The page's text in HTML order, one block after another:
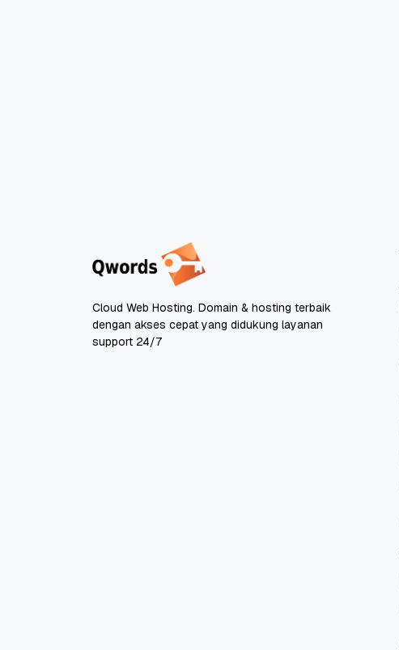
Cloud Web Hosting. Domain & hosting terbaik
dengan akses cepat yang didukung layanan
support 24/7